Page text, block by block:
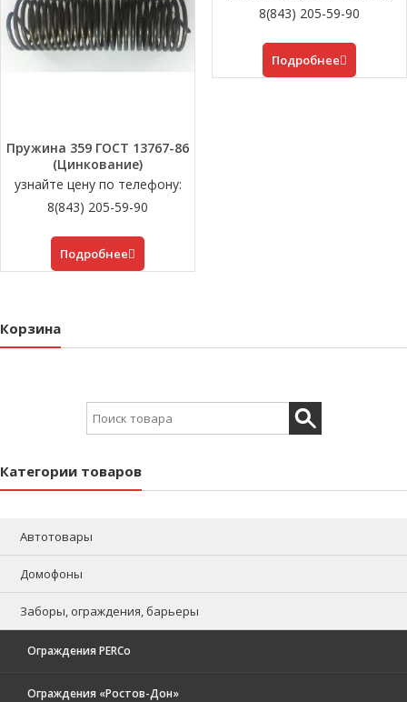
Пружина 359 ГОСТ 13767-86
(Цинкование)
узнайте цену по телефону:
8(843) 205-59-90
Подробнее
8(843) 205-59-90
Подробнее
Корзина
Search for:
Категории товаров
Автотовары
Домофоны
Заборы, ограждения, барьеры
Ограждения PERCo
Ограждения «Ростов-Дон»